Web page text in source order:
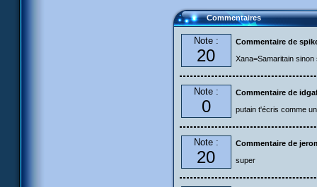
Commentaires
Note :
20
Commentaire de
Xana=Samaritain
Note :
0
Commentaire de
putain t'écris comme
Note :
20
Commentaire de
super